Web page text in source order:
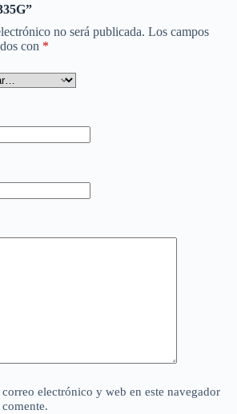
no será publicada. Los campos
con *
electrónico y web en este navegador